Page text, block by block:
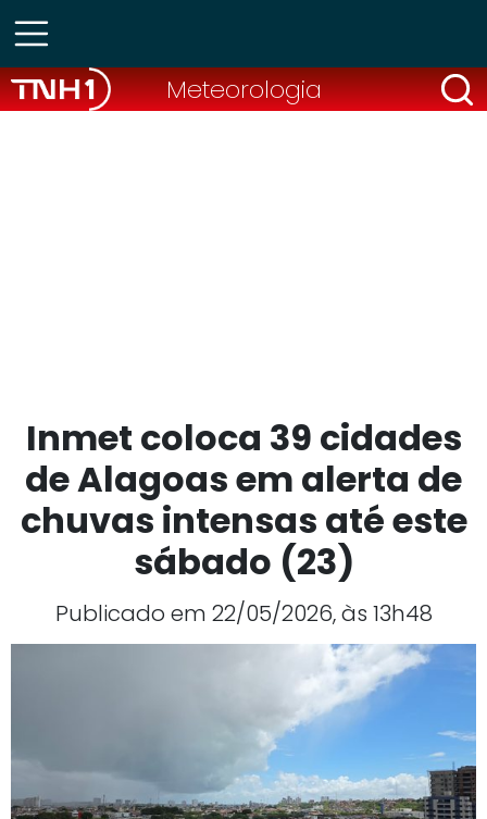
Meteorologia
Inmet coloca 39 cidades
de Alagoas em alerta de
chuvas intensas até este
sábado (23)
Publicado em 22/05/2026, às 13h48